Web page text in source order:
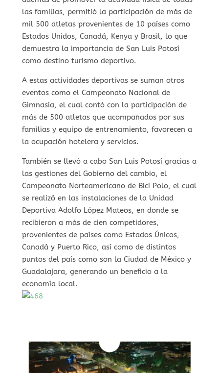
las familias, permitió la participación de más de
mil 500 atletas provenientes de 10 países como
Estados Unidos, Canadá, Kenya y Brasil, lo que
demuestra la importancia de San Luis Potosí
como destino turismo deportivo.
A estas actividades deportivas se suman otros
eventos como el Campeonato Nacional de
Gimnasia, el cual contó con la participación de
más de 500 atletas que acompañados por sus
familias y equipo de entrenamiento, favorecen a
la ocupación hotelera y servicios.
También se llevó a cabo San Luis Potosí gracias a
las gestiones del Gobierno del cambio, el
Campeonato Norteamericano de Bici Polo, el cual
se realizó en las instalaciones de la Unidad
Deportiva Adolfo López Mateos, en donde se
recibieron a más de cien competidores,
provenientes de países como Estados Únicos,
Canadá y Puerto Rico, así como de distintos
puntos del país como son la Ciudad de México y
Guadalajara, generando un beneficio a la
economía local.